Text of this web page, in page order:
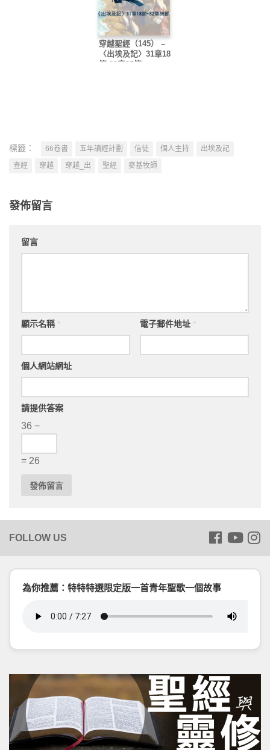
穿越聖經（145） –
〈出埃及記〉31章18
節-32章35節
標籤： 66卷書 五年讀經計劃 信徒 個人主持
出埃及記
查經
穿越 穿越_出 聖經 麥基牧師
發佈留言
留言
顯示名稱 電子郵件地址
個人網站網址
請提供答案
36 −
= 26
為你推薦：特特特選限定版一首青年聖歌一個故事